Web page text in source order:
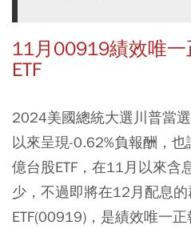
11月00919績效唯
ETF
2024美國總統大選川普當
以來呈現-0.62%負報酬，
億台股ETF，在11月以來含
少，不過即將在12月配息
ETF(00919)，是績效唯一